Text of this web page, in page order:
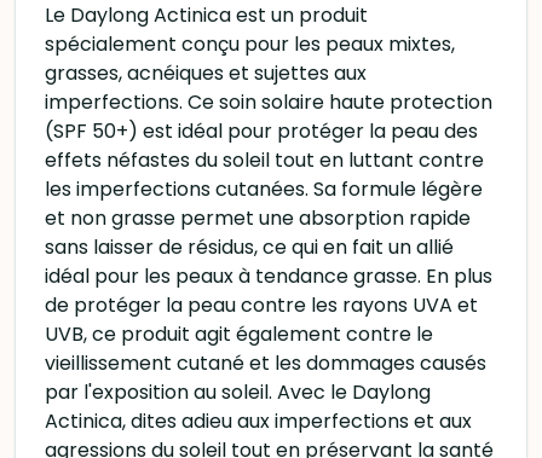
Le Daylong Actinica est un produit
spécialement conçu pour les peaux mixtes,
grasses, acnéiques et sujettes aux
imperfections. Ce soin solaire haute protection
(SPF 50+) est idéal pour protéger la peau des
effets néfastes du soleil tout en luttant contre
les imperfections cutanées. Sa formule légère
et non grasse permet une absorption rapide
sans laisser de résidus, ce qui en fait un allié
idéal pour les peaux à tendance grasse. En plus
de protéger la peau contre les rayons UVA et
UVB, ce produit agit également contre le
vieillissement cutané et les dommages causés
par l'exposition au soleil. Avec le Daylong
Actinica, dites adieu aux imperfections et aux
agressions du soleil tout en préservant la santé